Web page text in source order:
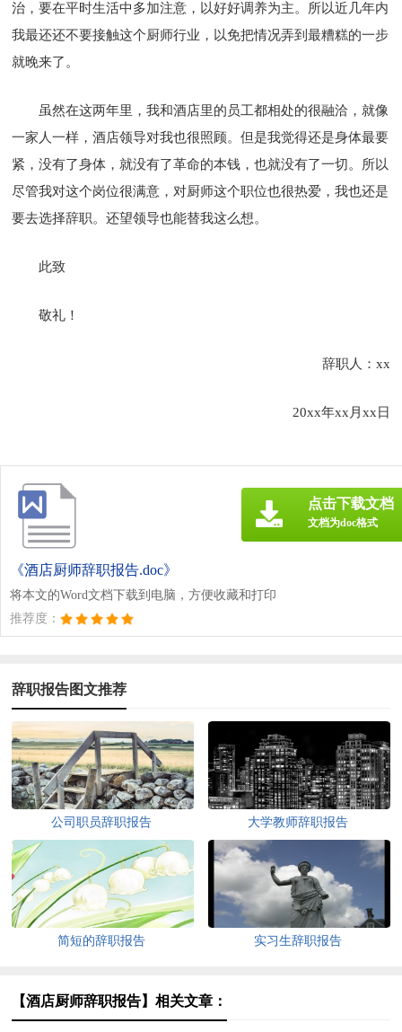
治，要在平时生活中多加注意，以好好调养为主。所以近几年内
我最还还不要接触这个厨师行业，以免把情况弄到最糟糕的一步
就晚来了。
虽然在这两年里，我和酒店里的员工都相处的很融洽，就像
一家人一样，酒店领导对我也很照顾。但是我觉得还是身体最要
紧，没有了身体，就没有了革命的本钱，也就没有了一切。所以
尽管我对这个岗位很满意，对厨师这个职位也很热爱，我也还是
要去选择辞职。还望领导也能替我这么想。
此致
敬礼！
辞职人：xx
20xx年xx月xx日
《酒店厨师辞职报告.doc》
将本文的Word文档下载到电脑，方便收藏和打印
推荐度：
点击下载文档
文档为doc格式
辞职报告图文推荐
公司职员辞职报告 大学教师辞职报告
简短的辞职报告 实习生辞职报告
【酒店厨师辞职报告】相关文章：